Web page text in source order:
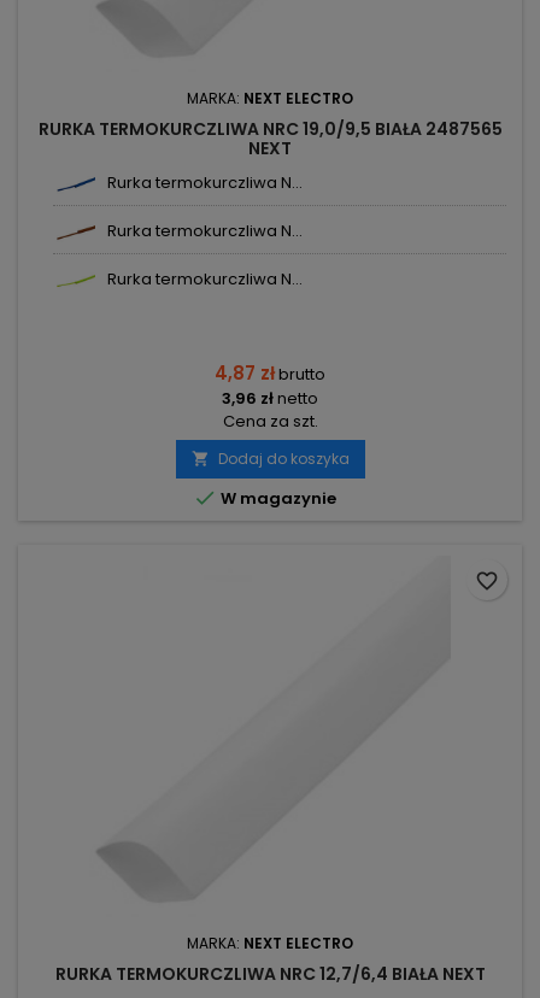
MARKA: NEXT ELECTRO
RURKA TERMOKURCZLIWA NRC 19,0/9,5 BIAŁA 2487565
NEXT
Rurka termokurczliwa N...
Rurka termokurczliwa N...
Rurka termokurczliwa N...
4,87 złbrutto
3,96 złnetto
Cena za szt.
 Dodaj do koszyka
 W magazynie
MARKA: NEXT ELECTRO
RURKA TERMOKURCZLIWA NRC 12,7/6,4 BIAŁA NEXT
favorite_border